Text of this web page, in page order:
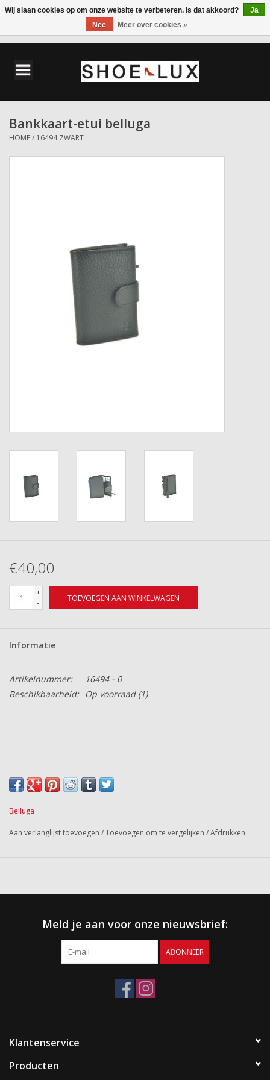
Herenschoenen
Accessoires
Bankkaart-etui belluga
HOME/ 16494 ZWART
€40,00
+
-
TOEVOEGEN AAN WINKELWAGEN
Informatie
Artikelnummer:
16494 - 0
Beschikbaarheid:
Op voorraad(1)
Belluga
Aan verlanglijst toevoegen /Toevoegen om te vergelijken /Afdrukken
Meld je aan voor onze nieuwsbrief:
ABONNEER
Klantenservice
Producten
Wij slaan cookies op om onze website te verbeteren. Is dat akkoord?
Ja
Nee
Meer over cookies »